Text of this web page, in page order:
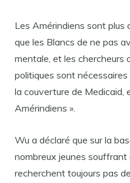
Les Amérindiens sont plus
que les Blancs de ne pas
mentale, et les chercheurs
politiques sont nécessaires
la couverture de Medicaid,
Amérindiens ».
Wu a déclaré que sur la
nombreux jeunes souffrant
recherchent toujours pas